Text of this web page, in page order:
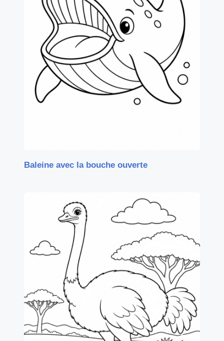
Baleine avec la bouche ouverte